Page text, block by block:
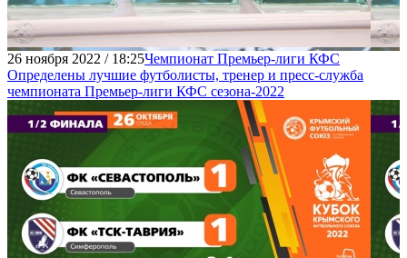
26 ноября 2022 / 18:25Чемпионат Премьер-лиги КФС
Определены лучшие футболисты, тренер и пресс-служба
чемпионата Премьер-лиги КФС сезона-2022